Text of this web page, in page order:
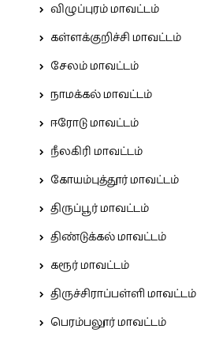
விழுப்புரம் மாவட்டம்
கள்ளக்குறிச்சி மாவட்டம்
சேலம் மாவட்டம்
நாமக்கல் மாவட்டம்
ஈரோடு மாவட்டம்
நீலகிரி மாவட்டம்
கோயம்புத்தூர் மாவட்டம்
திருப்பூர் மாவட்டம்
திண்டுக்கல் மாவட்டம்
கரூர் மாவட்டம்
திருச்சிராப்பள்ளி மாவட்டம்
பெரம்பலூர் மாவட்டம்